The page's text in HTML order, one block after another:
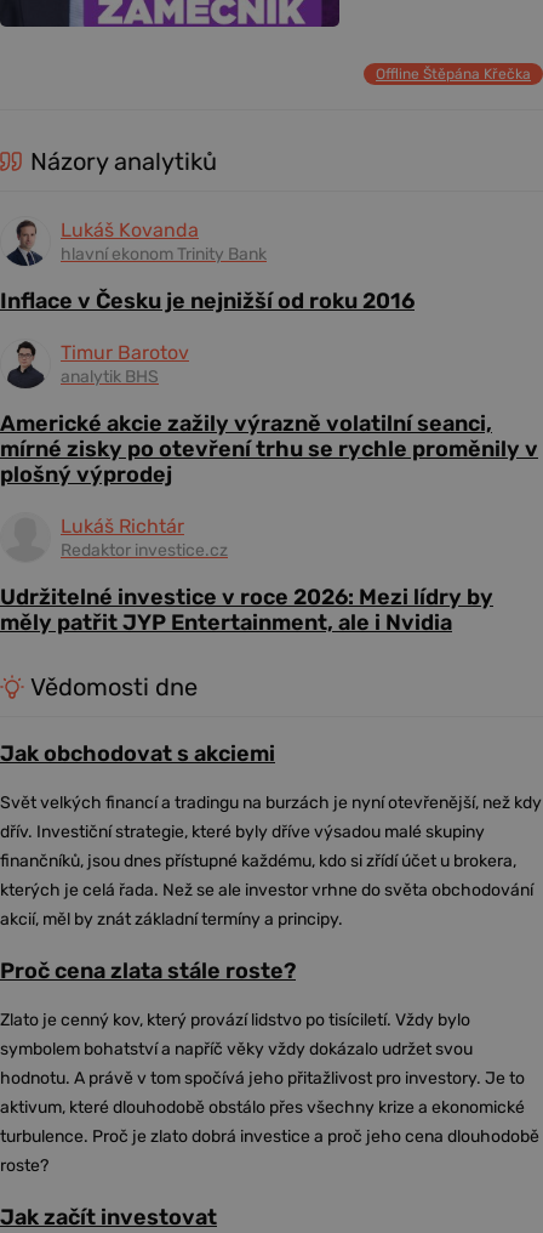
Offline Štěpána Křečka
Názory analytiků
Lukáš Kovanda
hlavní ekonom Trinity Bank
Inflace v Česku je nejnižší od roku 2016
Timur Barotov
analytik BHS
Americké akcie zažily výrazně volatilní seanci,
mírné zisky po otevření trhu se rychle proměnily v
plošný výprodej
Lukáš Richtár
Redaktor investice.cz
Udržitelné investice v roce 2026: Mezi lídry by
měly patřit JYP Entertainment, ale i Nvidia
Vědomosti dne
Jak obchodovat s akciemi
Svět velkých financí a tradingu na burzách je nyní otevřenější, než kdy
dřív. Investiční strategie, které byly dříve výsadou malé skupiny
finančníků, jsou dnes přístupné každému, kdo si zřídí účet u brokera,
kterých je celá řada. Než se ale investor vrhne do světa obchodování
akcií, měl by znát základní termíny a principy.
Proč cena zlata stále roste?
Zlato je cenný kov, který provází lidstvo po tisíciletí. Vždy bylo
symbolem bohatství a napříč věky vždy dokázalo udržet svou
hodnotu. A právě v tom spočívá jeho přitažlivost pro investory. Je to
aktivum, které dlouhodobě obstálo přes všechny krize a ekonomické
turbulence. Proč je zlato dobrá investice a proč jeho cena dlouhodobě
roste?
Jak začít investovat